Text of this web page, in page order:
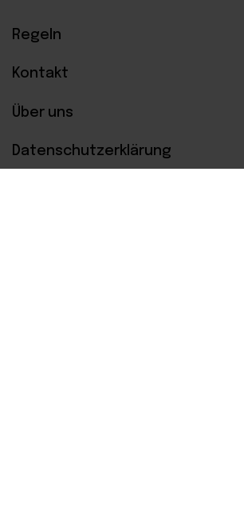
Regeln
Kontakt
Über uns
Datenschutzerklärung